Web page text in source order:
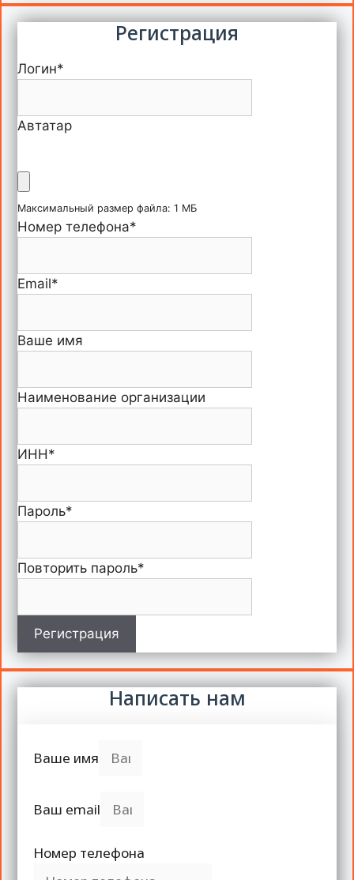
Регистрация
Логин*
Автатар
Максимальный размер файла: 1 МБ
Номер телефона*
Email*
Ваше имя
Наименование организации
ИНН*
Пароль*
Повторить пароль*
Регистрация
Написать нам
Ваше имя
Ваш email
Номер телефона